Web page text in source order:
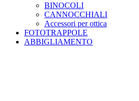
BINOCOLI
CANNOCCHIALI
Accessori per ottica
FOTOTRAPPOLE
ABBIGLIAMENTO